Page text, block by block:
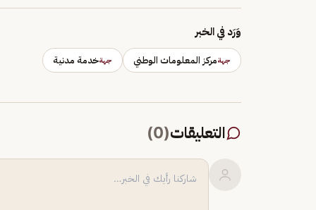
وَرَد في الخبر
جهةمركز المعلومات الوطني جهةخدمة مدنية
التعليقات(
0
)